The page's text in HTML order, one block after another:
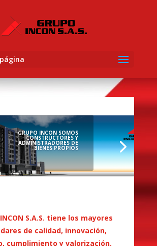
GRUPO INCON SOMOS
CONSTRUCTORES Y
ADMINISTRADORES DE
BIENES PROPIOS
INCON S.A.S. tiene los mayores
de calidad, innovación,
cumplimiento y valorización.